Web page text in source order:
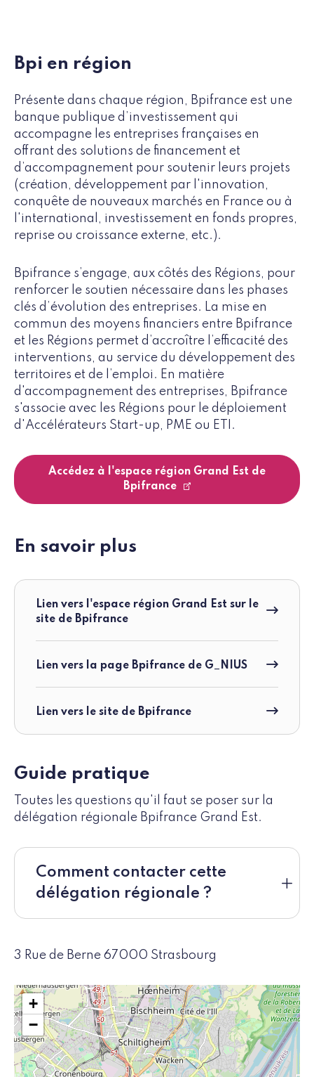
Bpi en région
Présente dans chaque région, Bpifrance est une
banque publique d’investissement qui
accompagne les entreprises françaises en
offrant des solutions de financement et
d’accompagnement pour soutenir leurs projets
(création, développement par l'innovation,
conquête de nouveaux marchés en France ou à
l'international, investissement en fonds propres,
reprise ou croissance externe, etc.).
Bpifrance s’engage, aux côtés des Régions, pour
renforcer le soutien nécessaire dans les phases
clés d’évolution des entreprises. La mise en
commun des moyens financiers entre Bpifrance
et les Régions permet d’accroître l’efficacité des
interventions, au service du développement des
territoires et de l’emploi. En matière
d'accompagnement des entreprises, Bpifrance
s'associe avec les Régions pour le déploiement
d'Accélérateurs Start-up, PME ou ETI.
Accédez à l'espace région Grand Est de
Bpifrance
En savoir plus
Lien vers l'espace région Grand Est sur le
site de Bpifrance
Lien vers la page Bpifrance de G_NIUS
Lien vers le site de Bpifrance
Guide pratique
Toutes les questions qu'il faut se poser sur la
délégation régionale Bpifrance Grand Est.
Comment contacter cette
délégation régionale ?
3 Rue de Berne 67000 Strasbourg
+
−